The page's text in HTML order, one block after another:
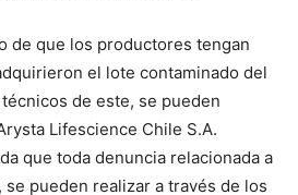
de que los productores tengan
el lote contaminado del
de este, se pueden
Lifescience Chile S.A.
que toda denuncia relacionada a
pueden realizar a través de los